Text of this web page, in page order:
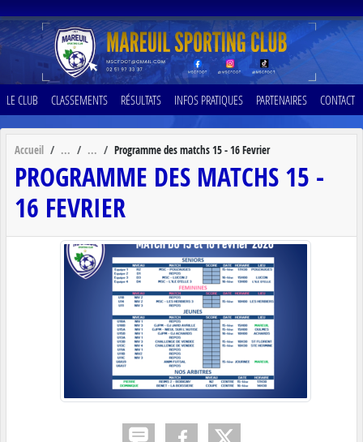
LE CLUB CLASSEMENTS RÉSULTATS INFOS PRATIQUES PARTENAIRES CONTACT
Accueil Programme des matchs 15 - 16 Fevrier
PROGRAMME DES MATCHS 15 -
16 FEVRIER